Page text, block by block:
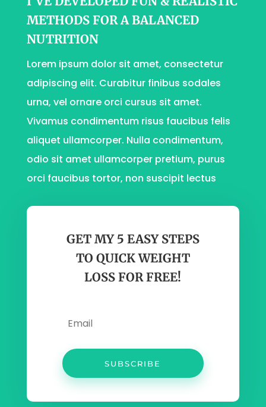
METHODS FOR A BALANCED
NUTRITION
Lorem ipsum dolor sit amet, consectetur
adipiscing elit. Curabitur finibus sodales
urna, vel ornare orci cursus sit amet.
Vivamus condimentum risus faucibus felis
aliquet ullamcorper. Nulla condimentum,
odio sit amet ullamcorper pretium, purus
orci faucibus tortor, non suscipit lectus
GET MY 5 EASY STEPS
TO QUICK WEIGHT
LOSS FOR FREE!
SUBSCRIBE